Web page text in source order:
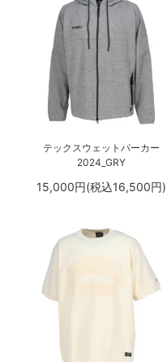
テックスウェットパーカー
2024_GRY
15,000円(税込16,500円)